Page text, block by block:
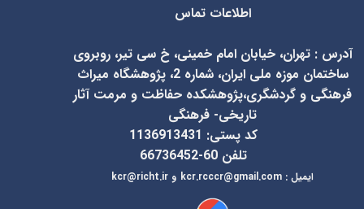
اطلاعات تماس
آدرس : تهران، خیابان امام خمینی، خ سی تیر، روبروی
ساختمان موزه ملی ایران، شماره 2، پژوهشگاه میراث
فرهنگی و گردشگری،پژوهشکده حفاظت و مرمت آثار
تاریخی- فرهنگی
کد پستی: 1136913431
تلفن 60-66736452
ایمیل:
kcr@richt.ir و kcr.rcccr@gmail.com